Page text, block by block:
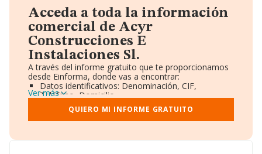
Acceda a toda la información
comercial de Acyr
Construcciones E
Instalaciones Sl.
A través del informe gratuito que te proporcionamos
desde Einforma, donde vas a encontrar:
Datos identificativos: Denominación, CIF,
Teléfono, Domicilio.
Informe Mercantil Completo (BORME).
Gráficos de Evolución Ventas y Empleados.
Consejo de Administración y Administradores.
Accionistas.
Ver más
QUIERO MI INFORME GRATUITO